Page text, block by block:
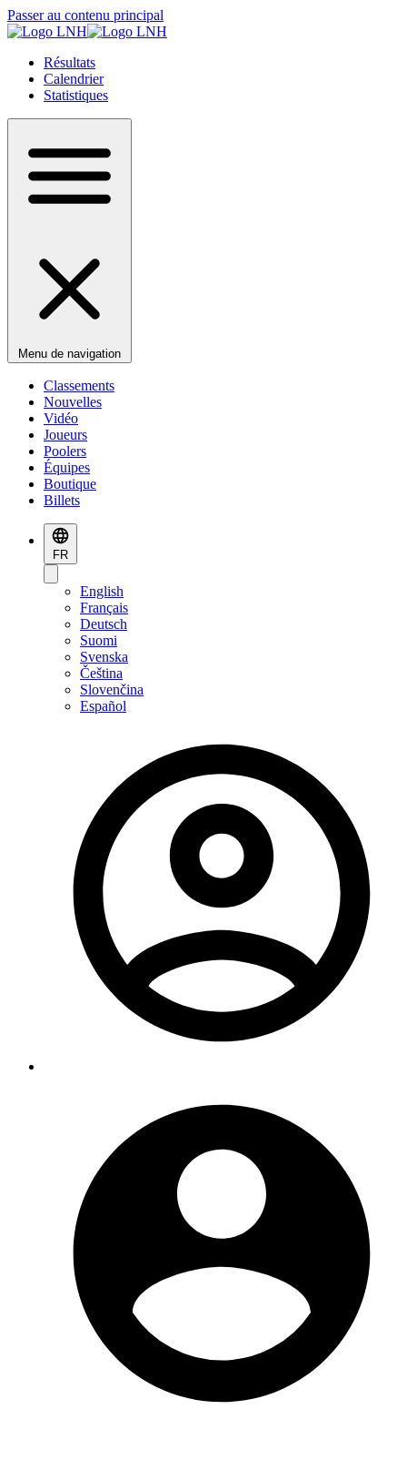
Passer au contenu principal
Résultats
Calendrier
Statistiques
Menu de navigation
Classements
Nouvelles
Vidéo
Joueurs
Poolers
Équipes
Boutique
Billets
FR
English
Français
Deutsch
Suomi
Svenska
Čeština
Slovenčina
Español